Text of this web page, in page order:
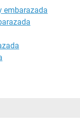
embarazada